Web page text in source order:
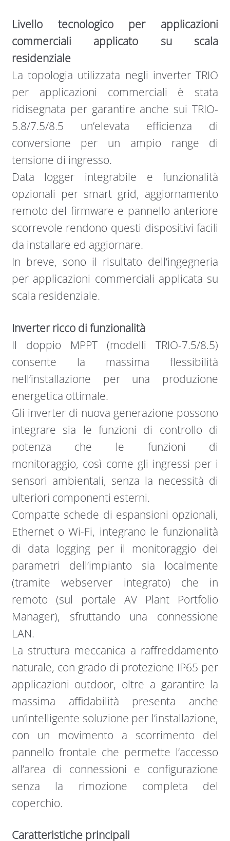
Livello tecnologico per applicazioni
commerciali applicato su scala
residenziale
La topologia utilizzata negli inverter TRIO
per applicazioni commerciali è stata
ridisegnata per garantire anche sui TRIO-
5.8/7.5/8.5 un’elevata efficienza di
conversione per un ampio range di
tensione di ingresso.
Data logger integrabile e funzionalità
opzionali per smart grid, aggiornamento
remoto del firmware e pannello anteriore
scorrevole rendono questi dispositivi facili
da installare ed aggiornare.
In breve, sono il risultato dell’ingegneria
per applicazioni commerciali applicata su
scala residenziale.
Inverter ricco di funzionalità
Il doppio MPPT (modelli TRIO-7.5/8.5)
consente la massima flessibilità
nell’installazione per una produzione
energetica ottimale.
Gli inverter di nuova generazione possono
integrare sia le funzioni di controllo di
potenza che le funzioni di
monitoraggio, così come gli ingressi per i
sensori ambientali, senza la necessità di
ulteriori componenti esterni.
Compatte schede di espansioni opzionali,
Ethernet o Wi-Fi, integrano le funzionalità
di data logging per il monitoraggio dei
parametri dell’impianto sia localmente
(tramite webserver integrato) che in
remoto (sul portale AV Plant Portfolio
Manager), sfruttando una connessione
LAN.
La struttura meccanica a raffreddamento
naturale, con grado di protezione IP65 per
applicazioni outdoor, oltre a garantire la
massima affidabilità presenta anche
un’intelligente soluzione per l’installazione,
con un movimento a scorrimento del
pannello frontale che permette l’accesso
all’area di connessioni e configurazione
senza la rimozione completa del
coperchio.
Caratteristiche principali